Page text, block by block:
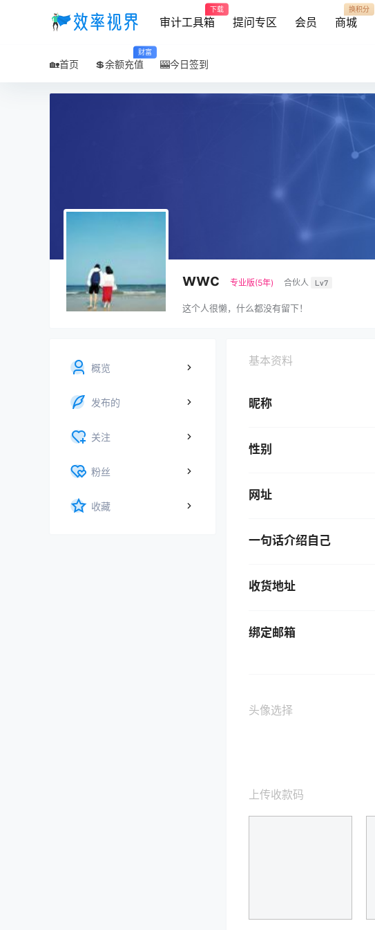
审计工具箱
下载
提问专区 会员 商城
换积分
🏡首页 💲余额充值
财富
🎰今日签到
wwc 专业版(5年) 合伙人 Lv7
这个人很懒，什么都没有留下！
概览
发布的
关注
粉丝
收藏
基本资料
昵称
性别
网址
一句话介绍自己
收货地址
绑定邮箱
头像选择
上传收款码